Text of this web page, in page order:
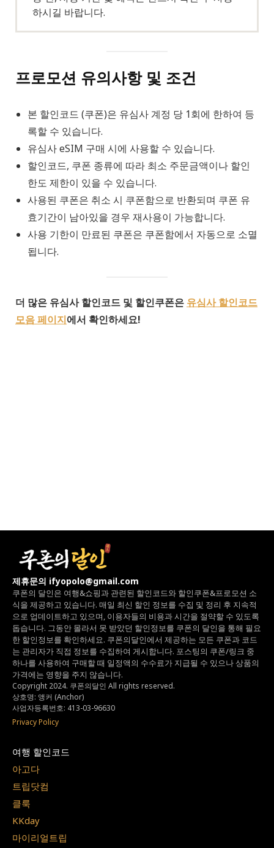
하시길 바랍니다.
프로모션 유의사항 및 조건
본 할인코드 (쿠폰)은 유심사 계정 당 1회에 한하여 등
록할 수 있습니다.
유심사 eSIM 구매 시에 사용할 수 있습니다.
할인코드, 쿠폰 종류에 따라 최소 주문금액이나 할인
한도 제한이 있을 수 있습니다.
사용된 쿠폰은 취소 시 쿠폰함으로 반환되며 쿠폰 유
효기간이 남아있을 경우 재사용이 가능합니다.
사용 기한이 만료된 쿠폰은 쿠폰함에서 자동으로 소멸
됩니다.
더 많은 유심사 할인코드 및 할인쿠폰은 유심사 할인코드
모음 페이지에서 확인하세요!
제휴문의 ifyopolo@gmail.com
쿠폰의 달인은 여행&쇼핑과 관련된 할인코드와 할인쿠폰&프로모션 소
식을 제공하고 있습니다. 매일 최신 할인 정보를 수집 및 정리 후 지속적
으로 업데이트하고 있으며, 이용자들의 비용과 시간을 절약할 수 있도록
돕습니다. 그동안 몰라서 못 받았던 할인정보를 쿠폰의 달인을 통해 필요
한 할인정보를 확인하세요. 쿠폰의달인에서 제공하는 모든 쿠폰과 코드
는 관리자가 직접 정보를 수집하여 게시합니다. 포스팅의 쿠폰/링크 중
하나를 사용하여 구매할 때 일정액의 수수료가 지급될 수 있으나상품의
가격에는 영향을 주지 않습니다.
Copyright 2024. 쿠폰의달인 All rights reserved.
상호명: 앵커 (Anchor)
사업자등록번호: 413-03-96630
Privacy Policy
여행 할인코드
아고다
트립닷컴
클룩
KKday
마이리얼트립